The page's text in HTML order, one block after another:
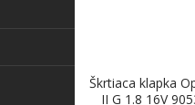
Škrtiaca klapka
II G 1.8 16V